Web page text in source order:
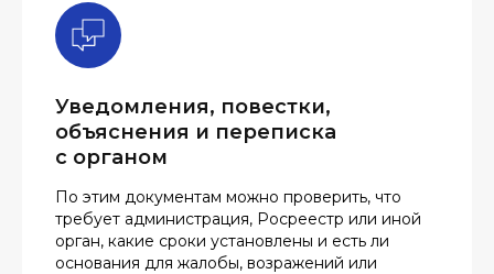
Уведомления, повестки,
объяснения и переписка
с органом
По этим документам можно проверить, что
требует администрация, Росреестр или иной
орган, какие сроки установлены и есть ли
основания для жалобы, возражений или